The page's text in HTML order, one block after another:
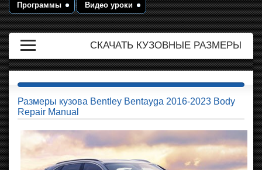
Программы Видео уроки
СКАЧАТЬ КУЗОВНЫЕ РАЗМЕРЫ
Размеры кузова Bentley Bentayga 2016-2023 Body
Repair Manual